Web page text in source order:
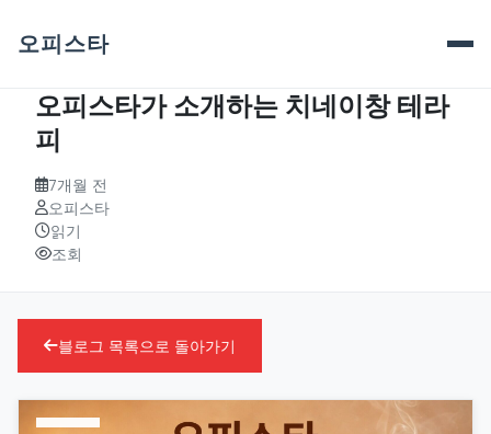
오피스타
오피스타가 소개하는 치네이창 테라
피
7개월 전
오피스타
읽기
조회
블로그 목록으로 돌아가기